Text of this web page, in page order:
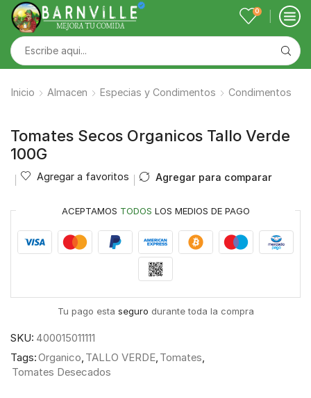
0
Inicio Almacen Especias y Condimentos Condimentos
Tomates Secos Organicos Tallo Verde
100G
Agregar a favoritos Agregar para comparar
ACEPTAMOS TODOS LOS MEDIOS DE PAGO
Tu pago esta seguro durante toda la compra
SKU: 400015011111
Tags:Organico, TALLO VERDE, Tomates,
Tomates Desecados